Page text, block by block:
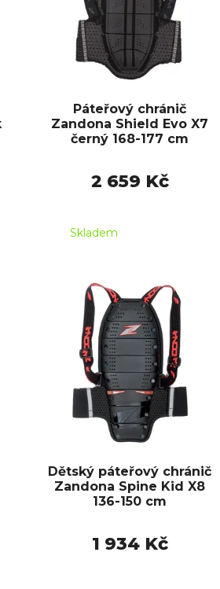
Páteřový chránič
Zandona Shield Evo X7
černý 168-177 cm
2 659 Kč
Skladem
Dětský páteřový chránič
Zandona Spine Kid X8
136-150 cm
1 934 Kč